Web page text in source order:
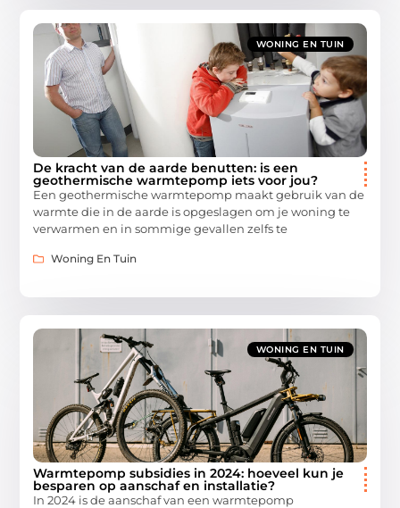
WONING EN TUIN
De kracht van de aarde benutten: is een
geothermische warmtepomp iets voor jou?
Een geothermische warmtepomp maakt gebruik van de
warmte die in de aarde is opgeslagen om je woning te
verwarmen en in sommige gevallen zelfs te
Woning En Tuin
WONING EN TUIN
Warmtepomp subsidies in 2024: hoeveel kun je
besparen op aanschaf en installatie?
In 2024 is de aanschaf van een warmtepomp